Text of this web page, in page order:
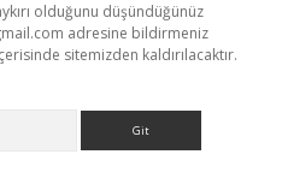
olduğunu düşündüğünüz
adresine bildirmeniz
sitemizden kaldırılacaktır.